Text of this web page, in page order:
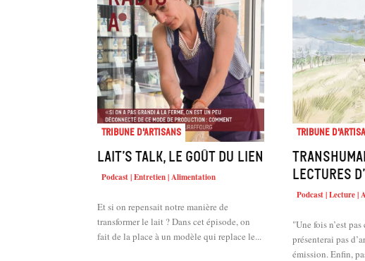
Tribune d'artisans
Lait’s talk, le goût du lien
Podcast | Entretien | Alimentation
Et si on repensait notre manière de
transformer le lait ? Dans cet épisode, on
fait de la place à un modèle qui replace le...
Tribune
lectures
Podcast | Lecture |
"Une fois n’est
présenterai pas
émission. Enfin,